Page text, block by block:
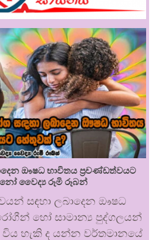
ඖෂධ භාවිතය ප්‍රචණ්ඩත්වයට
වෛද්‍ය රූමි රූබන්
සඳහා ලබාදෙන ඖෂධ
හෝ සාමාන්‍ය පුද්ගලයන්
හැකි ද යන්න වර්තමානයේ